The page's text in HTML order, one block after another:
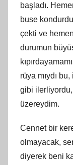
başladı.
buse
çekti ve
durumun
rüya mıydı
gibi ilerliyordu,
üzereydim.
Cennet bir
olmayacak,
diyerek beni